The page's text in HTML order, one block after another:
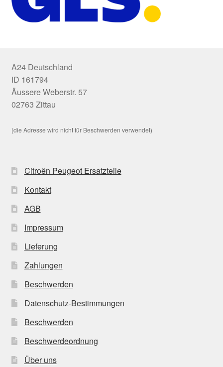
A24 Deutschland
ID 161794
Äussere Weberstr. 57
02763 Zittau
(die Adresse wird nicht für Beschwerden verwendet)
Citroën Peugeot Ersatzteile
Kontakt
AGB
Impressum
Lieferung
Zahlungen
Beschwerden
Datenschutz-Bestimmungen
Beschwerden
Beschwerdeordnung
Über uns